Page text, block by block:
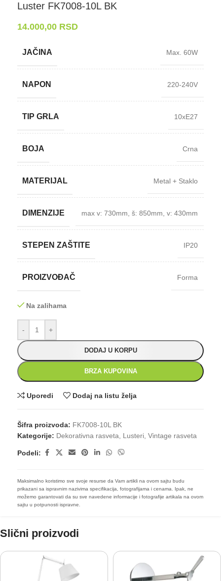
Luster FK7008-⁠10L BK
14.000,00 RSD
JAČINA Max. 60W
NAPON 220-240V
TIP GRLA 10xE27
BOJA Crna
MATERIJAL Metal + Staklo
DIMENZIJE max v: 730mm š: 850mm v: 430mm
STEPEN ZAŠTITE IP20
PROIZVOĐAČ Forma
Na zalihama
- +
DODAJ U KORPU
BRZA KUPOVINA
Uporedi Dodaj na listu želja
Šifra proizvoda: FK7008-10L BK
Kategorije: Dekorativna rasveta Lusteri Vintage rasveta
Podeli:
Maksimalno koristimo sve svoje resurse da Vam artikli na ovom sajtu budu
prikazani sa ispravnim nazivima specifikacija, fotografijama i cenama. Ipak, ne
možemo garantovati da su sve navedene informacije i fotografije artikala na ovom
sajtu u potpunosti ispravne.
Slični proizvodi